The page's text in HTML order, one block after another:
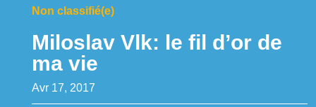
Non classifié(e)
Miloslav Vlk: le fil d’or de
ma vie
Avr 17, 2017